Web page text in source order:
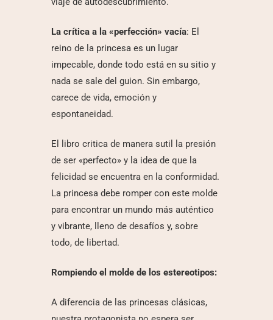
La crítica a la «perfección» vacía: El
reino de la princesa es un lugar
impecable, donde todo está en su sitio y
nada se sale del guion. Sin embargo,
carece de vida, emoción y
espontaneidad.
El libro critica de manera sutil la presión
de ser «perfecto» y la idea de que la
felicidad se encuentra en la conformidad.
La princesa debe romper con este molde
para encontrar un mundo más auténtico
y vibrante, lleno de desafíos y, sobre
todo, de libertad.
Rompiendo el molde de los estereotipos:
A diferencia de las princesas clásicas,